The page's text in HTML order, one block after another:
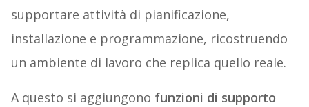
supportare attività di pianificazione,
installazione e programmazione, ricostruendo
un ambiente di lavoro che replica quello reale.
A questo si aggiungono funzioni di supporto